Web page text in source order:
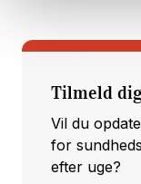
Tilmeld
Vil du
for
efter uge?